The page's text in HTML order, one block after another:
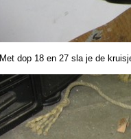
Met dop 18 en 27 sla je de